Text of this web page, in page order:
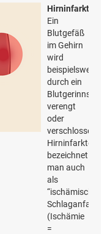
Hirninfarkt:
Ein
Blutgefäß
im Gehirn
wird
beispielsweise
durch ein
Blutgerinnsel
verengt
oder
verschlossen.
Hirninfarkte
bezeichnet
man auch
als
“ischämischen“
Schlaganfall
(Ischämie
=